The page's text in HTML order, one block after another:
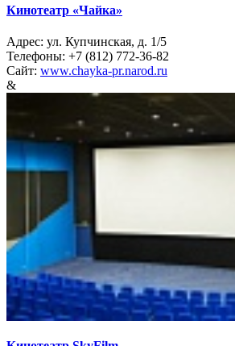
Кинотеатр «Чайка»
Адрес: ул. Купчинская, д. 1/5
Телефоны: +7 (812) 772-36-82
Сайт: www.chayka-pr.narod.ru
&